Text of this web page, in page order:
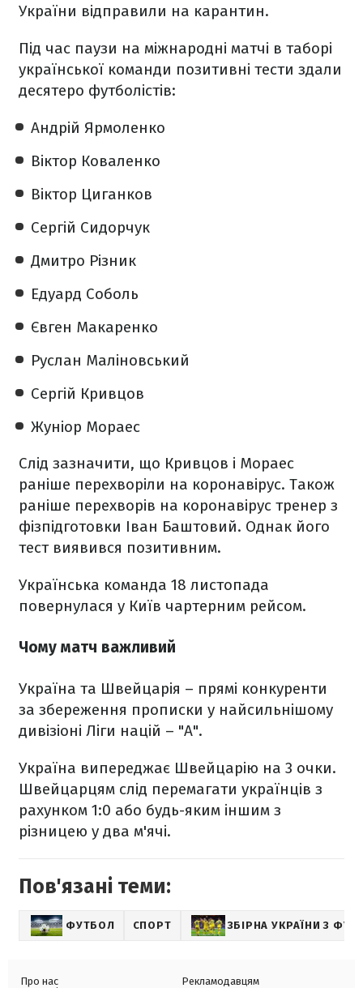
України відправили на карантин.
Під час паузи на міжнародні матчі в таборі
української команди позитивні тести здали
десятеро футболістів:
Андрій Ярмоленко
Віктор Коваленко
Віктор Циганков
Сергій Сидорчук
Дмитро Різник
Едуард Соболь
Євген Макаренко
Руслан Маліновський
Сергій Кривцов
Жуніор Мораес
Слід зазначити, що Кривцов і Мораес
раніше перехворіли на коронавірус. Також
раніше перехворів на коронавірус тренер з
фізпідготовки Іван Баштовий. Однак його
тест виявився позитивним.
Українська команда 18 листопада
повернулася у Київ чартерним рейсом.
Чому матч важливий
Україна та Швейцарія – прямі конкуренти
за збереження прописки у найсильнішому
дивізіоні Ліги націй – "A".
Україна випереджає Швейцарію на 3 очки.
Швейцарцям слід перемагати українців з
рахунком 1:0 або будь-яким іншим з
різницею у два м'ячі.
Пов'язані теми:
ФУТБОЛ СПОРТ ЗБІРНА УКРАЇНИ З
Про нас
Рекламодавцям